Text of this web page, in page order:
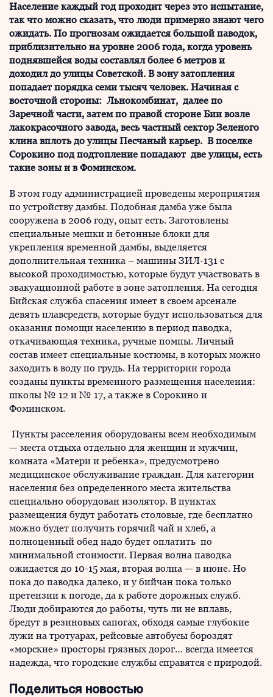
Население каждый год проходит через это испытание,
так что можно сказать, что люди примерно знают чего
ожидать. По прогнозам ожидается большой паводок,
приблизительно на уровне 2006 года, когда уровень
поднявшейся воды составлял более 6 метров и
доходил до улицы Советской. В зону затопления
попадает порядка семи тысяч человек. Начиная с
восточной стороны: Льнокомбинат, далее по
Заречной части, затем по правой стороне Бии возле
лакокрасочного завода, весь частный сектор Зеленого
клина вплоть до улицы Песчаный карьер. В поселке
Сорокино под подтопление попадают две улицы, есть
такие зоны и в Фоминском.
В этом году администрацией проведены мероприятия
по устройству дамбы. Подобная дамба уже была
сооружена в 2006 году, опыт есть. Заготовлены
специальные мешки и бетонные блоки для
укрепления временной дамбы, выделяется
дополнительная техника – машины ЗИЛ-131 с
высокой проходимостью, которые будут участвовать в
эвакуационной работе в зоне затопления. На сегодня
Бийская служба спасения имеет в своем арсенале
девять плавсредств, которые будут использоваться для
оказания помощи населению в период паводка,
откачивающая техника, ручные помпы. Личный
состав имеет специальные костюмы, в которых можно
заходить в воду по грудь. На территории города
созданы пункты временного размещения населения:
школы № 12 и № 17, а также в Сорокино и
Фоминском.
Пункты расселения оборудованы всем необходимым
— места отдыха отдельно для женщин и мужчин,
комната «Матери и ребенка», предусмотрено
медицинское обслуживание граждан. Для категории
населения без определенного места жительства
специально оборудован изолятор. В пунктах
размещения будут работать столовые, где бесплатно
можно будет получить горячий чай и хлеб, а
полноценный обед надо будет оплатить по
минимальной стоимости. Первая волна паводка
ожидается до 10-15 мая, вторая волна — в июне. Но
пока до паводка далеко, и у бийчан пока только
претензии к погоде, да к работе дорожных служб.
Люди добираются до работы, чуть ли не вплавь,
бредут в резиновых сапогах, обходя самые глубокие
лужи на тротуарах, рейсовые автобусы бороздят
«морские» просторы грязных дорог… всегда имеется
надежда, что городские службы справятся с природой.
Поделиться новостью